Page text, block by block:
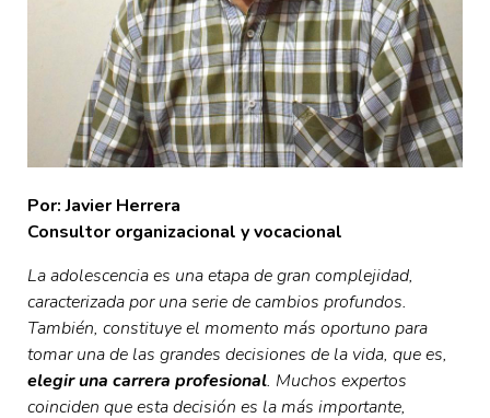
Por: Javier Herrera
Consultor organizacional y vocacional
La adolescencia es una etapa de gran complejidad,
caracterizada por una serie de cambios profundos.
También, constituye el momento más oportuno para
tomar una de las grandes decisiones de la vida, que es,
elegir una carrera profesional. Muchos expertos
coinciden que esta decisión es la más importante,